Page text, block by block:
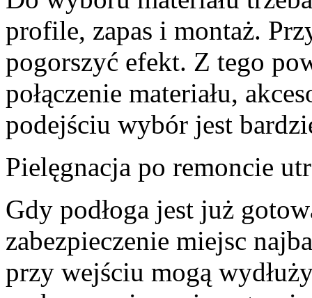
profile, zapas i montaż.
pogorszyć efekt. Z tego
połączenie materiału,
podejściu wybór jest
Pielęgnacja po remoncie
Gdy podłoga jest już
zabezpieczenie miejsc
przy wejściu mogą